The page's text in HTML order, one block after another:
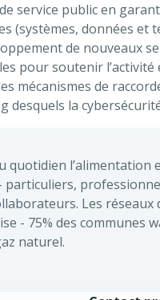
service public en
(systèmes, données
de nouveaux
pour soutenir l’activité
mécanismes de
desquels la
quotidien l’alimentation
particuliers,
Les
- 75% des communes
naturel.